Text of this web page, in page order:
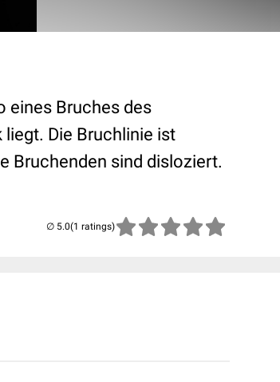
eines Bruches des
liegt. Die Bruchlinie ist
Bruchenden sind disloziert.
(1 ratings)